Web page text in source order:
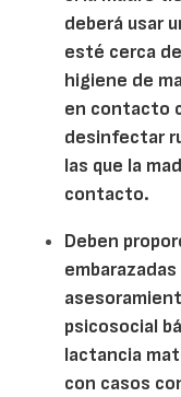
deberá usar
esté cerca
higiene de
en contacto
desinfectar
las que la
contacto.
Deben
psicosocial
lactancia
con casos